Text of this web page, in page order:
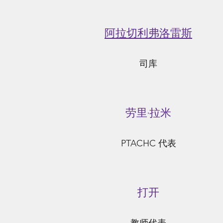
阿拉切利弗洛雷斯
司库
劳里·拉米
PTACHC 代表
打开